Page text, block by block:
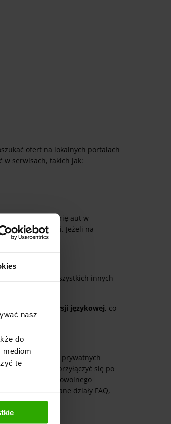
nasz
do
mediom
te
ofert na lokalnych portalach
w serwisach, takich jak:
ona kategorię aut w
perełki. Jeżeli na
aut i wszystkich innych
polskiej wersji językowej, co
nie tylko auta prywatnych
portalu można przyłączyć się po
może osoba z dowolnego
rozbudowane działy FAQ,